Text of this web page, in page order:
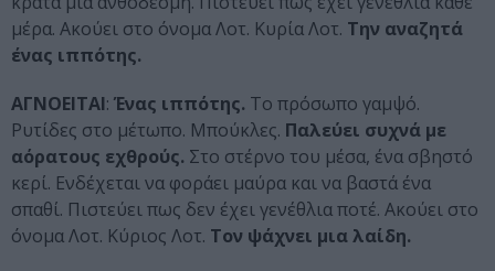
μέρα. Ακούει στο όνομα Λοτ. Κυρία Λοτ. Την αναζητά
ένας ιππότης.
ΑΓΝΟΕΙΤΑΙ: Ένας ιππότης. Το πρόσωπο γαμψό.
Ρυτίδες στο μέτωπο. Μπούκλες. Παλεύει συχνά με
αόρατους εχθρούς. Στο στέρνο του μέσα, ένα σβηστό
κερί. Ενδέχεται να φοράει μαύρα και να βαστά ένα
σπαθί. Πιστεύει πως δεν έχει γενέθλια ποτέ. Ακούει στο
όνομα Λοτ. Κύριος Λοτ. Τον ψάχνει μια λαίδη.